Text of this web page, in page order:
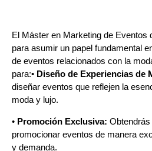
El Máster en Marketing de Eventos
para asumir un papel fundamental
de eventos relacionados con la
para:• Diseño de Experiencias de
diseñar eventos que reflejen la
moda y lujo.
• Promoción Exclusiva:
promocionar eventos de manera
y demanda.